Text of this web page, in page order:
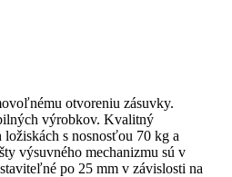
otvoreniu zásuvky.
výrobkov. Kvalitný
s nosnosťou 70 kg a
výsuvného mechanizmu sú v
po 25 mm v závislosti na